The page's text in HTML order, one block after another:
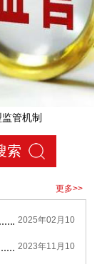
管机制
索
更多>>
2025年02月10
2023年11月10